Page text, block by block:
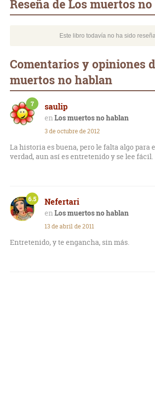
Reseña de Los muertos
Este libro todavía no ha sido
Comentarios y opiniones
muertos no hablan
saulip
Los muertos no hablan
7
3 de octubre de 2012
La historia es buena, pero le falta algo para
verdad, aun así es entretenido y se lee fácil.
Nefertari
Los muertos no hablan
6.5
13 de abril de 2011
Entretenido, y te engancha, sin más.